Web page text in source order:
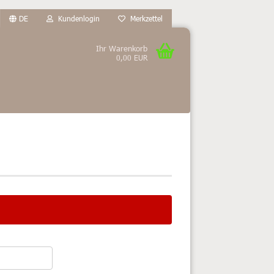
DE Kundenlogin Merkzettel
Ihr Warenkorb
0,00 EUR